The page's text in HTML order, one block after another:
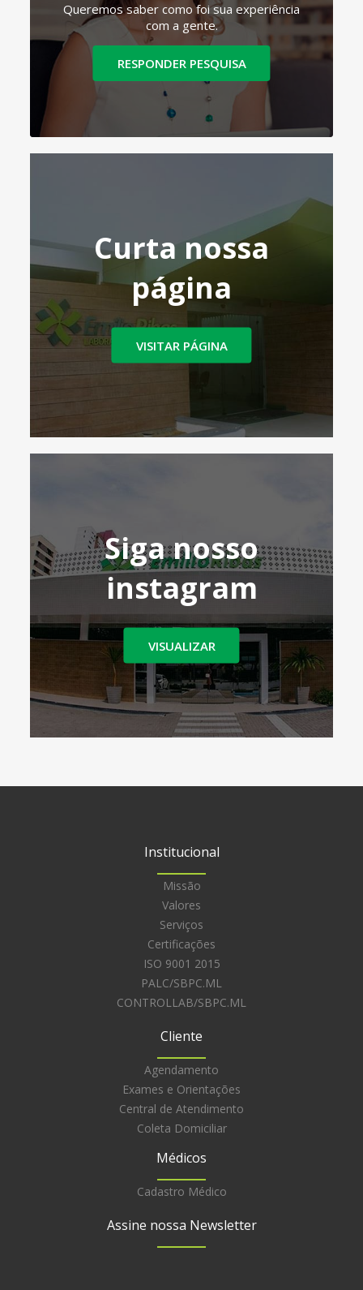
Queremos saber como foi sua experiência
com a gente.
RESPONDER PESQUISA
Curta nossa
página
VISITAR PÁGINA
Siga nosso
instagram
VISUALIZAR
Institucional
Missão
Valores
Serviços
Certificações
ISO 9001 2015
PALC/SBPC.ML
CONTROLLAB/SBPC.ML
Cliente
Agendamento
Exames e Orientações
Central de Atendimento
Coleta Domiciliar
Médicos
Cadastro Médico
Assine nossa Newsletter